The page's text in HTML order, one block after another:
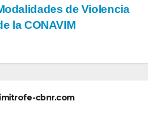
de Violencia
la CONAVIM
cbnr.com